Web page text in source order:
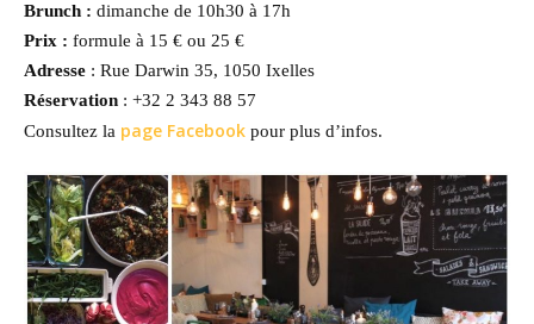
Brunch : dimanche de 10h30 à 17h
Prix : formule à 15 € ou 25 €
Adresse : Rue Darwin 35, 1050 Ixelles
Réservation : +32 2 343 88 57
Consultez la page Facebook pour plus d’infos.